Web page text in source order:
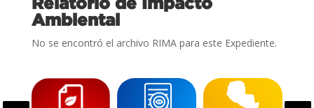
Ambiental
No se encontró el archivo RIMA para este Expediente.